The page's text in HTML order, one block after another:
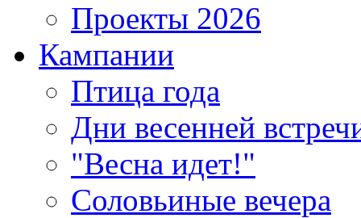
Проекты 2026
Кампании
Птица года
Дни весенней
"Весна идет!"
Соловьиные вечера